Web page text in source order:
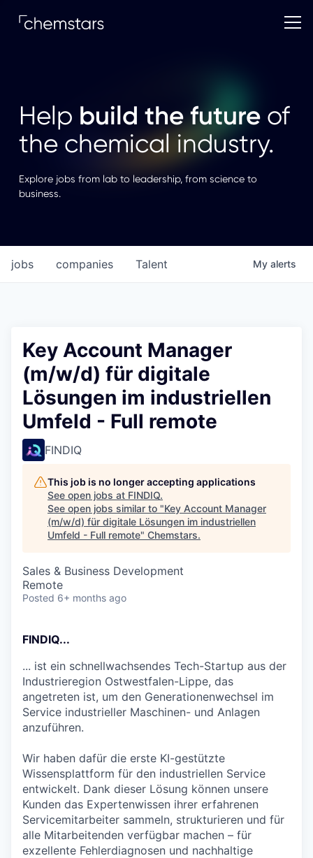
Help build the futureof
the chemical industry.
Explore jobs from lab to leadership, from science to
business.
jobs companies Talent My alerts
Key Account Manager
(m/w/d) für digitale
Lösungen im industriellen
Umfeld - Full remote
FINDIQ
This job is no longer accepting applications
See open jobs at FINDIQ.
See open jobs similar to "Key Account Manager
(m/w/d) für digitale Lösungen im industriellen
Umfeld - Full remote" Chemstars.
Sales & Business Development
Remote
Posted 6+ months ago
FINDIQ...
... ist ein schnellwachsendes Tech-Startup aus der
Industrieregion Ostwestfalen-Lippe, das
angetreten ist, um den Generationenwechsel im
Service industrieller Maschinen- und Anlagen
anzuführen.
Wir haben dafür die erste KI-gestützte
Wissensplattform für den industriellen Service
entwickelt. Dank dieser Lösung können unsere
Kunden das Expertenwissen ihrer erfahrenen
Servicemitarbeiter sammeln, strukturieren und für
alle Mitarbeitenden verfügbar machen – für
exzellente Fehlerdiagnosen und nachhaltige